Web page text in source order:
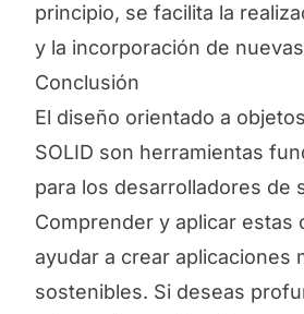
principio, se facilita la
y la incorporación de
Conclusión
El diseño orientado a
SOLID son herramientas
para los desarrolladores de
Comprender y aplicar estas
ayudar a crear aplicaciones
sostenibles. Si deseas